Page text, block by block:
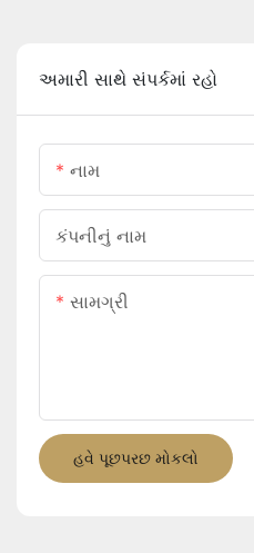
અમારી સાથે સંપર્કમાં રહો
નામ
કંપનીનું નામ
સામગ્રી
હવે પૂછપરછ મોકલો